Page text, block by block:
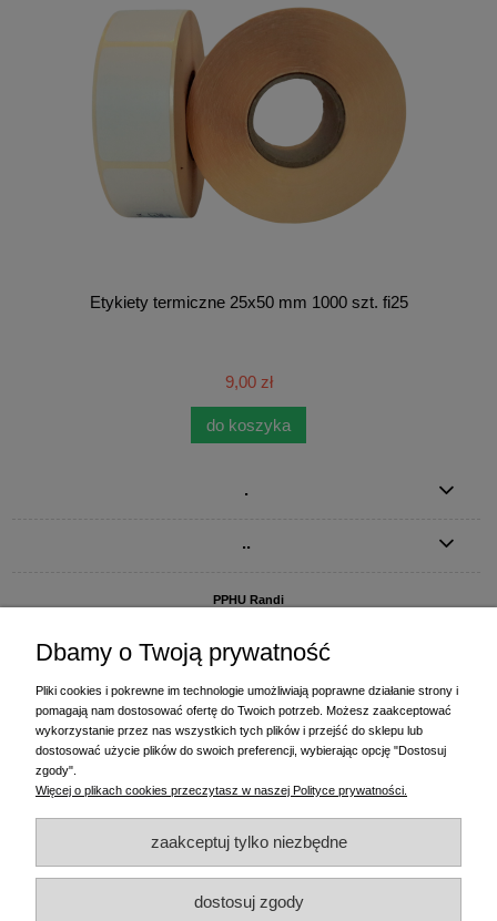
Etykiety termiczne 25x50 mm 1000 szt. fi25
9,00 zł
do koszyka
.
..
PPHU Randi
ul. Starogardzka 77 (wjazd od ul. Plażowej)
- centrala
+48 58 770 31 83- wyceny i drukowanie etykiet
- Krzysztof - drukowanie etykiet,
Dbamy o Twoją prywatność
Pliki cookies i pokrewne im technologie umożliwiają poprawne działanie strony i
pomagają nam dostosować ofertę do Twoich potrzeb. Możesz zaakceptować
wykorzystanie przez nas wszystkich tych plików i przejść do sklepu lub
dostosować użycie plików do swoich preferencji, wybierając opcję "Dostosuj
zgody".
Więcej o plikach cookies przeczytasz w naszej Polityce prywatności.
zaakceptuj tylko niezbędne
dostosuj zgody